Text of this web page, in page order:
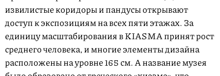
извилистые коридоры и пандусы открывают
доступ к экспозициям на всех пяти этажах. За
единицу масштабирования в KIASMA принят рост
среднего человека, и многие элементы дизайна
расположены на уровне 165 см. А название музея